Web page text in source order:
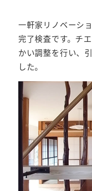
一軒家リノベーシ
完了検査です。チ
かい調整を行い、
した。